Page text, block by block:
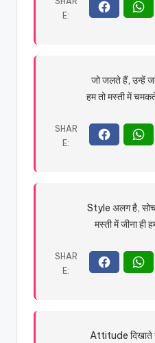
जो जलते हैं, उन्हें
हम तो मस्ती में
Style अलग है, सोच
मस्ती में जीना ही
Attitude दिखाते